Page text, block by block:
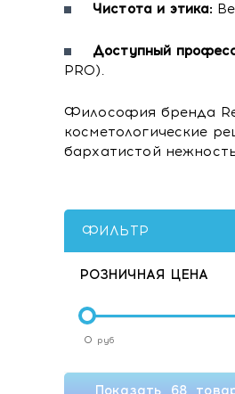
Чистота и этика:
Доступный
PRO).
Философия бренда
косметологические
бархатистой
ФИЛЬТР
РОЗНИЧНАЯ ЦЕНА
0 руб
Показать 68